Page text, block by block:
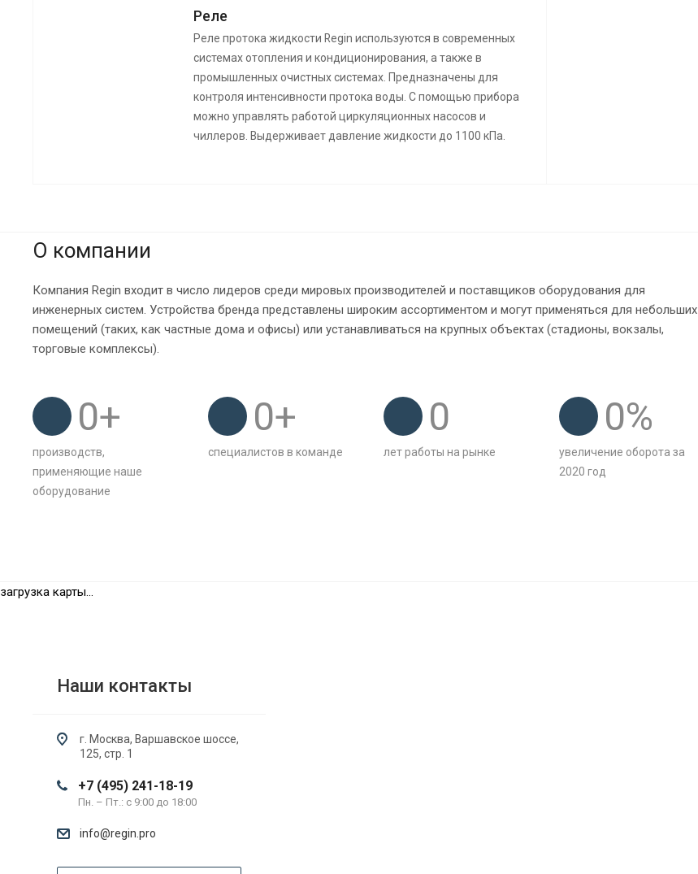
Реле
Реле протока жидкости Regin используются в современных
системах отопления и кондиционирования, а также в
промышленных очистных системах. Предназначены для
контроля интенсивности протока воды. С помощью прибора
можно управлять работой циркуляционных насосов и
чиллеров. Выдерживает давление жидкости до 1100 кПа.
О компании
Компания Regin входит в число лидеров среди мировых производителей и поставщиков оборудования для
инженерных систем. Устройства бренда представлены широким ассортиментом и могут применяться для небольших
помещений (таких, как частные дома и офисы) или устанавливаться на крупных объектах (стадионы, вокзалы,
торговые комплексы).
0+
производств,
применяющие наше
оборудование
0+
специалистов в команде
0
лет работы на рынке
0%
увеличение оборота за
2020 год
Наши контакты
г. Москва, Варшавское шоссе,
125, стр. 1
+7 (495) 241-18-19
Пн. – Пт.: с 9:00 до 18:00
info@regin.pro
загрузка карты...